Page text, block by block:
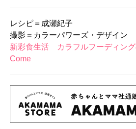
レシピ＝成瀬紀子
撮影＝カラーパワーズ・デザイン
新彩食生活 カラフルフーディン
Come